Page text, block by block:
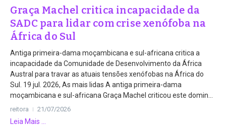
Graça Machel critica incapacidade da
SADC para lidar com crise xenófoba na
África do Sul
Antiga primeira-dama moçambicana e sul-africana critica a
incapacidade da Comunidade de Desenvolvimento da África
Austral para travar as atuais tensões xenófobas na África do
Sul. 19 jul. 2026, As mais lidas A antiga primeira-dama
moçambicana e sul-africana Graça Machel criticou este domin...
reitora 21/07/2026
Leia Mais ...